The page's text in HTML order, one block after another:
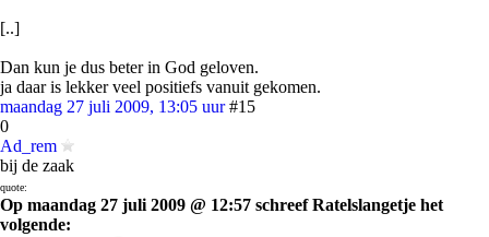
[..]
Dan kun je dus beter in God geloven.
ja daar is lekker veel positiefs vanuit gekomen.
maandag 27 juli 2009, 13:05 uur #15
0
Ad_rem
bij de zaak
quote:
Op maandag 27 juli 2009 @ 12:57 schreef Ratelslangetje het
volgende: